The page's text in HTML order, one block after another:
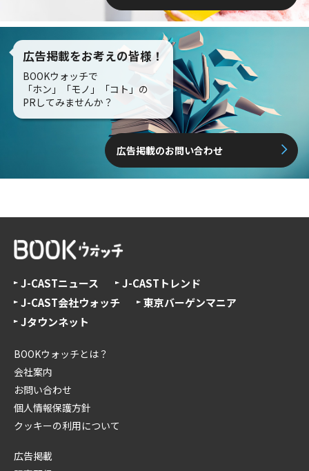
広告掲載をお考えの皆様！
BOOKウォッチで
「ホン」「モノ」「コト」の
PRしてみませんか？
広告掲載のお問い合わせ
J-CASTニュース
J-CASTトレンド
J-CAST会社ウォッチ
東京バーゲンマニア
Jタウンネット
BOOKウォッチとは？
会社案内
お問い合わせ
個人情報保護方針
クッキーの利用について
広告掲載